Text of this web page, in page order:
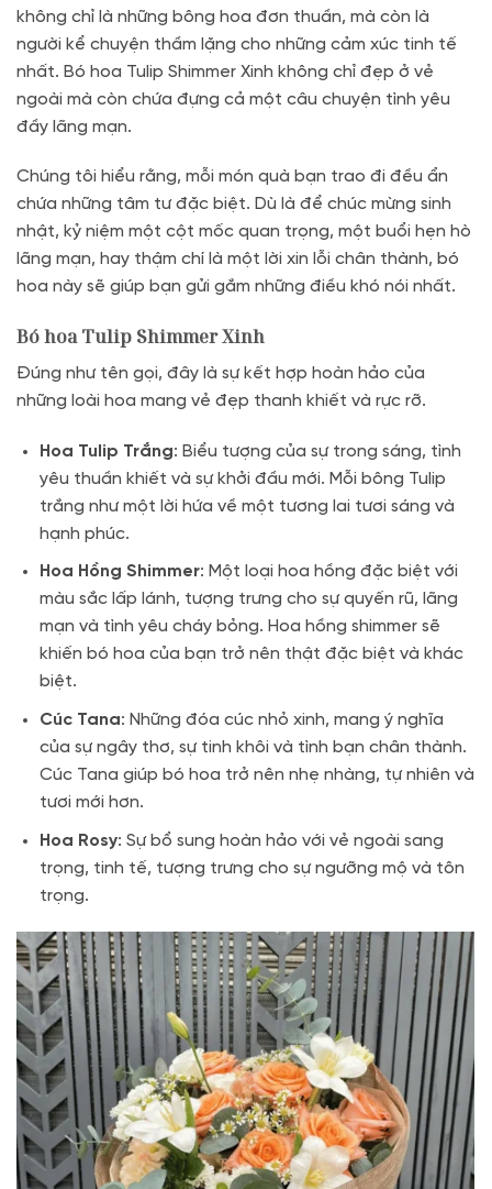
không chỉ là những bông hoa đơn thuần, mà còn là
người kể chuyện thầm lặng cho những cảm xúc tinh tế
nhất. Bó hoa Tulip Shimmer Xinh không chỉ đẹp ở vẻ
ngoài mà còn chứa đựng cả một câu chuyện tình yêu
đầy lãng mạn.
Chúng tôi hiểu rằng, mỗi món quà bạn trao đi đều ẩn
chứa những tâm tư đặc biệt. Dù là để chúc mừng sinh
nhật, kỷ niệm một cột mốc quan trọng, một buổi hẹn hò
lãng mạn, hay thậm chí là một lời xin lỗi chân thành, bó
hoa này sẽ giúp bạn gửi gắm những điều khó nói nhất.
Bó hoa Tulip Shimmer Xinh
Đúng như tên gọi, đây là sự kết hợp hoàn hảo của
những loài hoa mang vẻ đẹp thanh khiết và rực rỡ.
Hoa Tulip Trắng: Biểu tượng của sự trong sáng, tình
yêu thuần khiết và sự khởi đầu mới. Mỗi bông Tulip
trắng như một lời hứa về một tương lai tươi sáng và
hạnh phúc.
Hoa Hồng Shimmer: Một loại hoa hồng đặc biệt với
màu sắc lấp lánh, tượng trưng cho sự quyến rũ, lãng
mạn và tình yêu cháy bỏng. Hoa hồng shimmer sẽ
khiến bó hoa của bạn trở nên thật đặc biệt và khác
biệt.
Cúc Tana: Những đóa cúc nhỏ xinh, mang ý nghĩa
của sự ngây thơ, sự tinh khôi và tình bạn chân thành.
Cúc Tana giúp bó hoa trở nên nhẹ nhàng, tự nhiên và
tươi mới hơn.
Hoa Rosy: Sự bổ sung hoàn hảo với vẻ ngoài sang
trọng, tinh tế, tượng trưng cho sự ngưỡng mộ và tôn
trọng.